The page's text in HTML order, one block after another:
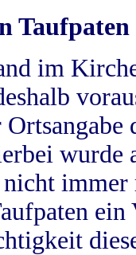
Taufpaten
im
wurde